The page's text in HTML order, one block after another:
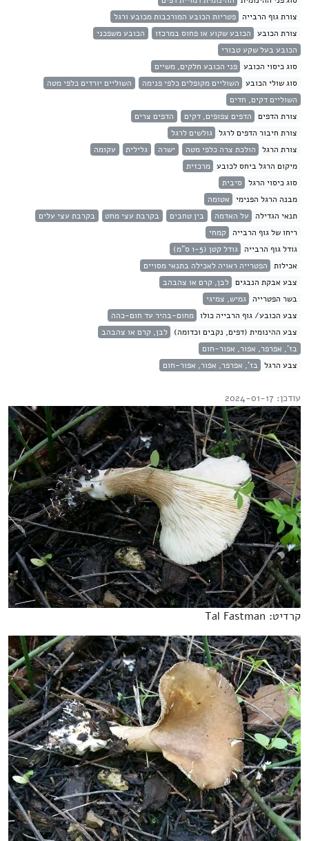
צורת גוף הרבייה פטריות הכובע המורכבות מכובע ורגל
צורת הכובע הכובע שקוע או פחוס במרכזו
הכובע משפכני
הכובע בעל שקע טבורי
סוג כיסוי הכובע פני הכובע חלקים, משיים
סוג שולי הכובע השוליים מקופלים כלפי פנימה
השוליים יורדים כלפי מטה
השוליים דקים, חדים
צורת הדפים הדפים צפופים, דקים
הדפים צרים
צורת חיבור הדפים לרגל גולשים לרגל
צורת הרגל הולכת צרה כלפי מטה ישרה גלילית
עקומה
מיקום הרגל ביחס לכובע מרכזית
סוג כיסוי הרגל סיבית
מבנה הרגל הפנימי אטומה
תנאי הגדילה על האדמה בין טחבים בקרבת עצי מחט
בקרבת עצי עלים
ריחו של גוף הרבייה קמחי
גודל גוף הרבייה גודל קטן (1-5 ס"מ)
אכילות הפטרייה ראויה לאכילה בתנאי מסויים
צבע אבקת הנבגים לבן, קרם או צהבהב
בשר הפטרייה גמיש, צמיגי
צבע הכובע/ גוף הרבייה כולו מחום-בהיר עד חום-כהה
צבע ההינומית (דפים, נקבים וכדומה) לבן, קרם או צהבהב
בז', אפרפר, אפור, אפור-חום
צבע הרגל בז', אפרפר, אפור, אפור-חום
עודכן: 2024-01-17
קרדיט: Tal Fastman